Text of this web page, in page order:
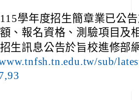
學年度招生簡章業已公
、報名資格、測驗項目及
生訊息公告於旨校進修部
sub/